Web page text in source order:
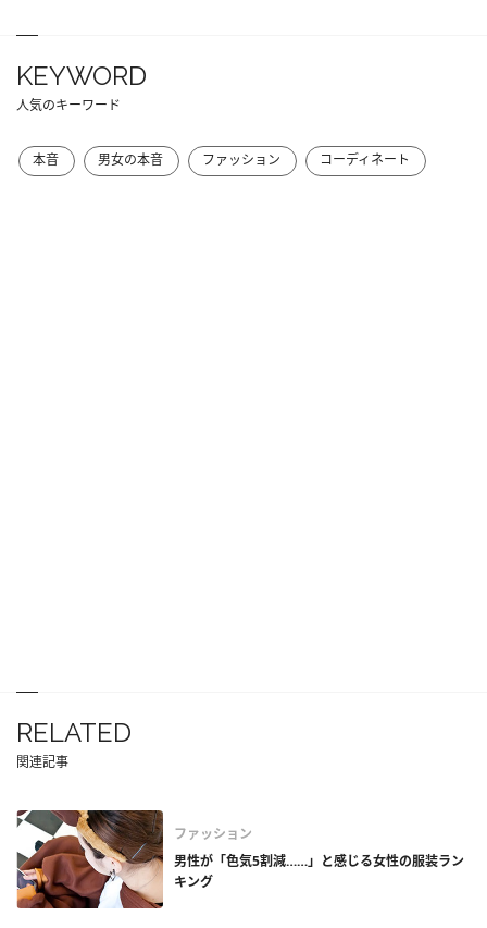
KEYWORD
人気のキーワード
本音 男女の本音 ファッション コーディネート
RELATED
関連記事
ファッション
男性が「色気5割減……」と感じる女性の服装ラン
キング